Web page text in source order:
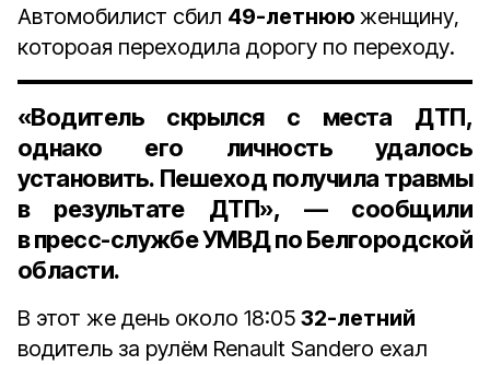
Автомобилист сбил 49-летнюю женщину,
котороая переходила дорогу по переходу.
«Водитель скрылся с места ДТП,
однако его личность удалось
установить. Пешеход получила травмы
в результате ДТП», — сообщили
в пресс-службе УМВД по Белгородской
области.
В этот же день около 18:05 32-летний
водитель за рулём Renault Sandero ехал